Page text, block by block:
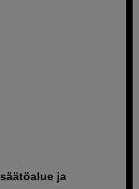
ja